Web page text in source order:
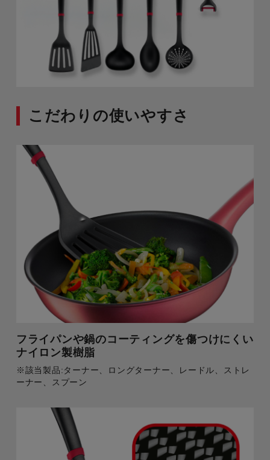
こだわりの使いやすさ
フライパンや鍋のコーティングを傷つけにくい
ナイロン製樹脂
※該当製品:ターナー、ロングターナー、レードル、ストレ
ーナー、スプーン